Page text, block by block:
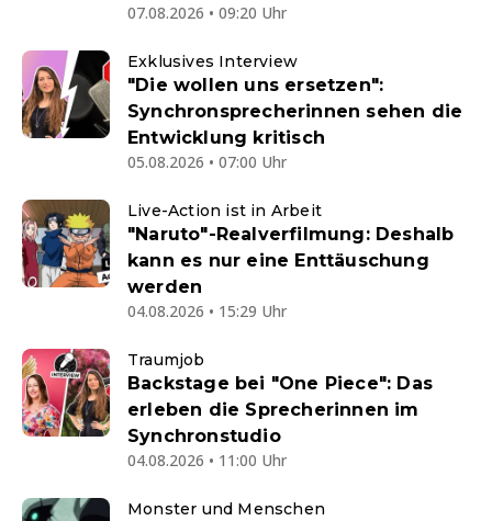
07.08.2026 • 09:20 Uhr
Exklusives Interview
"Die wollen uns ersetzen":
Synchronsprecherinnen sehen die
Entwicklung kritisch
05.08.2026 • 07:00 Uhr
Live-Action ist in Arbeit
"Naruto"-Realverfilmung: Deshalb
kann es nur eine Enttäuschung
werden
04.08.2026 • 15:29 Uhr
Traumjob
Backstage bei "One Piece": Das
erleben die Sprecherinnen im
Synchronstudio
04.08.2026 • 11:00 Uhr
Monster und Menschen